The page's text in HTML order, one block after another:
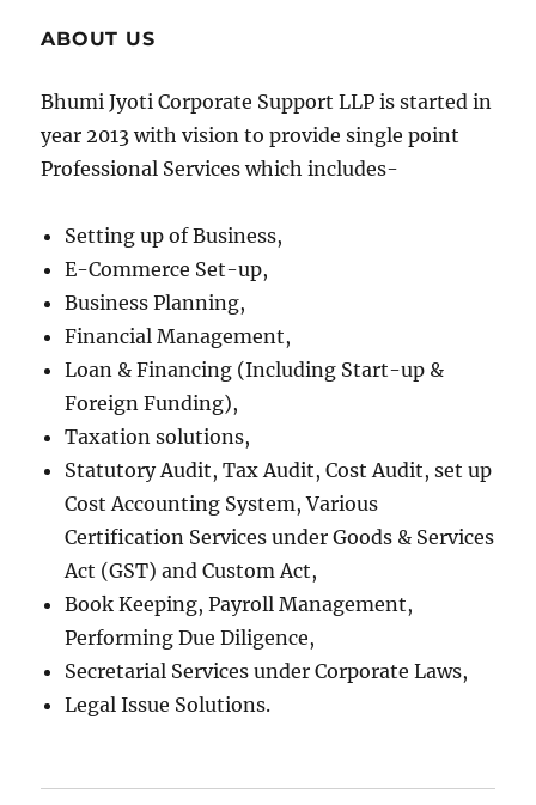
ABOUT US
Bhumi Jyoti Corporate Support LLP is started in
year 2013 with vision to provide single point
Professional Services which includes-
Setting up of Business,
E-Commerce Set-up,
Business Planning,
Financial Management,
Loan & Financing (Including Start-up &
Foreign Funding),
Taxation solutions,
Statutory Audit, Tax Audit, Cost Audit, set up
Cost Accounting System, Various
Certification Services under Goods & Services
Act (GST) and Custom Act,
Book Keeping, Payroll Management,
Performing Due Diligence,
Secretarial Services under Corporate Laws,
Legal Issue Solutions.